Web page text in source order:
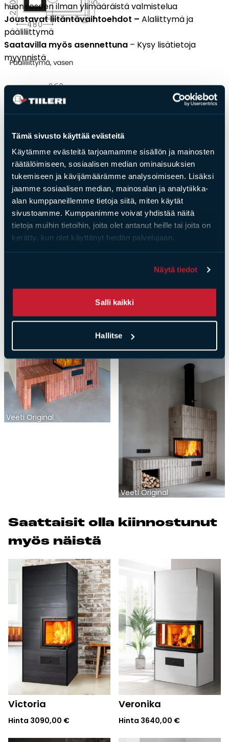
Tämä sivusto käyttää evästeitä
Käytämme evästeitä tarjoamamme sisällön ja mainosten
räätälöimiseen, sosiaalisen median ominaisuuksien
tukemiseen ja kävijämäärämme analysoimiseen. Lisäksi
jaamme sosiaalisen median, mainosalan ja analytiikka-
alan kumppaneillemme tietoja siitä, miten käytät
sivustoamme. Kumppanimme voivat yhdistää näitä
tietoja muihin tietoihin, joita olet antanut heille tai joita on
kerätty, kun olet käyttänyt heidän palvelujaan.
Näytä tiedot
Salli kaikki
Hallitse
huoneeseen ilman ylimääräistä valmistelua
Joustavat liitäntävaihtoehdot – Alaliittymä ja
pääliliittymä
Saatavilla myös asennettuna – Kysy lisätietoja
myynnistä
Veeti Ateljee Veeti Trendi
Veeti Funkkis
Veeti Original
Veeti Original
Saat­tai­sit ol­la kiin­nos­tu­nut
myös näis­tä
Victoria
Hinta 3090,00 €
Veronika
Hinta 3640,00 €